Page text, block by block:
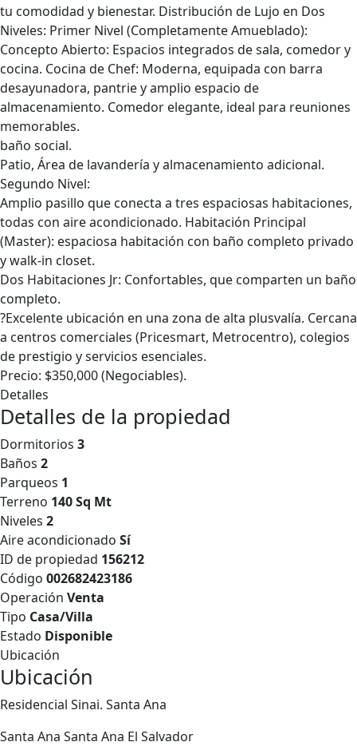
tu comodidad y bienestar. Distribución de Lujo en Dos
Niveles: Primer Nivel (Completamente Amueblado):
Concepto Abierto: Espacios integrados de sala, comedor y
cocina. Cocina de Chef: Moderna, equipada con barra
desayunadora, pantrie y amplio espacio de
almacenamiento. Comedor elegante, ideal para reuniones
memorables.
baño social.
Patio, Área de lavandería y almacenamiento adicional.
Segundo Nivel:
Amplio pasillo que conecta a tres espaciosas habitaciones,
todas con aire acondicionado. Habitación Principal
(Master): espaciosa habitación con baño completo privado
y walk-in closet.
Dos Habitaciones Jr: Confortables, que comparten un baño
completo.
?Excelente ubicación en una zona de alta plusvalía. Cercana
a centros comerciales (Pricesmart, Metrocentro), colegios
de prestigio y servicios esenciales.
Precio: $350,000 (Negociables).
Detalles
Detalles de la propiedad
Dormitorios 3
Baños 2
Parqueos 1
Terreno 140 Sq Mt
Niveles 2
Aire acondicionado Sí
ID de propiedad 156212
Código 002682423186
Operación Venta
Tipo Casa/Villa
Estado Disponible
Ubicación
Ubicación
Residencial Sinai. Santa Ana
Santa Ana Santa Ana El Salvador